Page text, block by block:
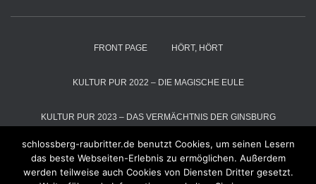
FRONT PAGE HÖRT, HÖRT
KULTUR PUR 2022 – DIE MAGISCHE EULE
KULTUR PUR 2023 – DAS VERMÄCHTNIS DER GINSBURG
KULTUR PUR 2024 – DIE SCHNEEKÖNIGIN
schlossberg-raubritter.de benutzt Cookies, um seinen Lesern
das beste Webseiten-Erlebnis zu ermöglichen. Außerdem
werden teilweise auch Cookies von Diensten Dritter gesetzt.